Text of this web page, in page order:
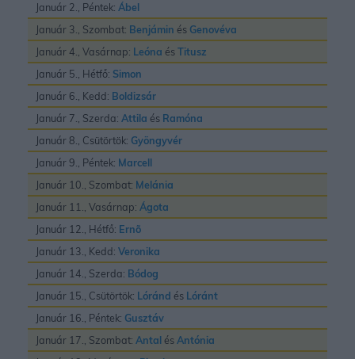
Január 2., Péntek: Ábel
Január 3., Szombat: Benjámin és Genovéva
Január 4., Vasárnap: Leóna ésTitusz
Január 5., Hétfő: Simon
Január 6., Kedd: Boldizsár
Január 7., Szerda: Attila és Ramóna
Január 8., Csütörtök: Gyöngyvér
Január 9., Péntek: Marcell
Január 10., Szombat: Melánia
Január 11., Vasárnap: Ágota
Január 12., Hétfő: Ernõ
Január 13., Kedd: Veronika
Január 14., Szerda: Bódog
Január 15., Csütörtök: Lóránd és Lóránt
Január 16., Péntek: Gusztáv
Január 17., Szombat: Antal ésAntónia